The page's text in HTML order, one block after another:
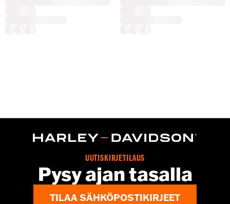
UUTISKIRJETILAUS
Pysy ajan tasalla
TILAA SÄHKÖPOSTIKIRJEET